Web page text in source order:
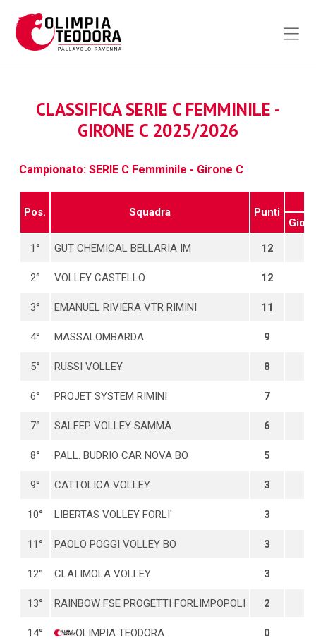
CLASSIFICA SERIE C FEMMINILE -
GIRONE C 2025/2026
Campionato: SERIE C Femminile - Girone C
Pos. Squadra
Punti
1°
GUT CHEMICAL BELLARIA IM 12
2° VOLLEY CASTELLO 12
3° EMANUEL RIVIERA VTR RIMINI 11
4° MASSALOMBARDA 9
5° RUSSI VOLLEY 8
6° PROJET SYSTEM RIMINI 7
7° SALFEP VOLLEY SAMMA 6
8° PALL. BUDRIO CAR NOVA BO 5
9° CATTOLICA VOLLEY 3
10° LIBERTAS VOLLEY FORLI' 3
11° PAOLO POGGI VOLLEY BO 3
12° CLAI IMOLA VOLLEY 3
13° RAINBOW FSE PROGETTI FORLIMPOPOLI 2
14° OLIMPIA TEODORA 0